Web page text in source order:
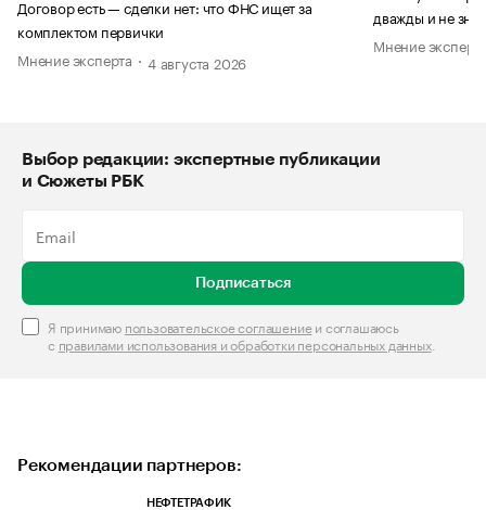
Договор есть — сделки нет: что ФНС ищет за
комплектом первички
Мнение эксперта
4 августа 2026
дважды и не
Мнение
Выбор редакции: экспертные публикации
и Сюжеты РБК
Подписаться
Я принимаю пользовательское соглашениеи соглашаюсь
с правилами использования и обработки персональных данных.
Рекомендации партнеров:
НЕФТЕТРАФИК